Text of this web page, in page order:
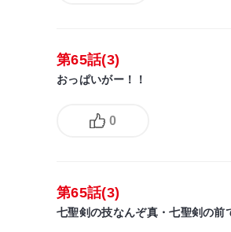
第65話(3)
おっぱいがー！！
0
第65話(3)
七聖剣の技なんぞ真・七聖剣の前